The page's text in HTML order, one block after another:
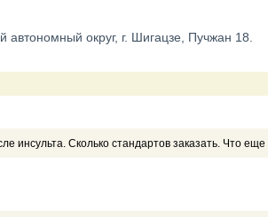
округ, г. Шигацзе, Пучжан 18.
инсульта. Сколько стандартов заказать. Что